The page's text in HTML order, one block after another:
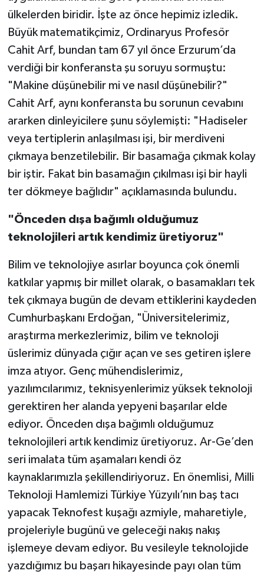
ülkelerden biridir. İşte az önce hepimiz izledik.
Büyük matematikçimiz, Ordinaryus Profesör
Cahit Arf, bundan tam 67 yıl önce Erzurum’da
verdiği bir konferansta şu soruyu sormuştu:
"Makine düşünebilir mi ve nasıl düşünebilir?"
Cahit Arf, aynı konferansta bu sorunun cevabını
ararken dinleyicilere şunu söylemişti: "Hadiseler
veya tertiplerin anlaşılması işi, bir merdiveni
çıkmaya benzetilebilir. Bir basamağa çıkmak kolay
bir iştir. Fakat bin basamağın çıkılması işi bir hayli
ter dökmeye bağlıdır" açıklamasında bulundu.
"Önceden dışa bağımlı olduğumuz
teknolojileri artık kendimiz üretiyoruz"
Bilim ve teknolojiye asırlar boyunca çok önemli
katkılar yapmış bir millet olarak, o basamakları tek
tek çıkmaya bugün de devam ettiklerini kaydeden
Cumhurbaşkanı Erdoğan, "Üniversitelerimiz,
araştırma merkezlerimiz, bilim ve teknoloji
üslerimiz dünyada çığır açan ve ses getiren işlere
imza atıyor. Genç mühendislerimiz,
yazılımcılarımız, teknisyenlerimiz yüksek teknoloji
gerektiren her alanda yepyeni başarılar elde
ediyor. Önceden dışa bağımlı olduğumuz
teknolojileri artık kendimiz üretiyoruz. Ar-Ge’den
seri imalata tüm aşamaları kendi öz
kaynaklarımızla şekillendiriyoruz. En önemlisi, Milli
Teknoloji Hamlemizi Türkiye Yüzyılı’nın baş tacı
yapacak Teknofest kuşağı azmiyle, maharetiyle,
projeleriyle bugünü ve geleceği nakış nakış
işlemeye devam ediyor. Bu vesileyle teknolojide
yazdığımız bu başarı hikayesinde payı olan tüm